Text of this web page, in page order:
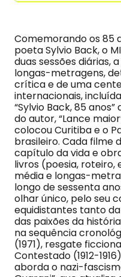
Comemorando os 85
poeta Sylvio Back, o
duas sessões diárias,
longas-metragens,
crítica e de uma
internacionais,
“Sylvio Back, 85
do autor, “Lance
colocou Curitiba e o
brasileiro. Cada filme
capítulo da vida e
livros (poesia, roteiro,
média e longas-
longo de sessenta
olhar único, pelo seu
equidistantes tanto
das paixões da
na sequência
(1971), resgate
Contestado (1912-
aborda o nazi-